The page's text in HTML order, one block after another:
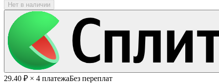
Нет в наличии
29.40 ₽ × 4 платежаБез переплат